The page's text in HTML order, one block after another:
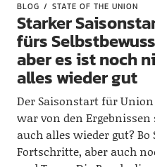
BLOG STATE OF THE UNION
Starker
fürs
aber es ist noch
alles wieder gut
Der Saisonstart für
war von den
auch alles wieder gut? Bo
Fortschritte, aber auch